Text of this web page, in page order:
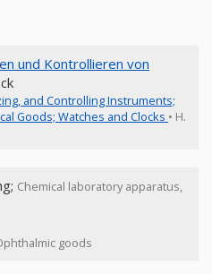
und Kontrollieren von
and Controlling Instruments;
Goods; Watches and Clocks • H.
Chemical laboratory apparatus,
goods